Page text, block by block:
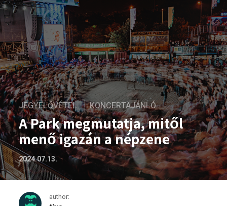
JEGYELŐVÉTEL KONCERTAJÁNLÓ
A Park megmutatja, mitől
menő igazán a népzene
2024.07.13.
author: